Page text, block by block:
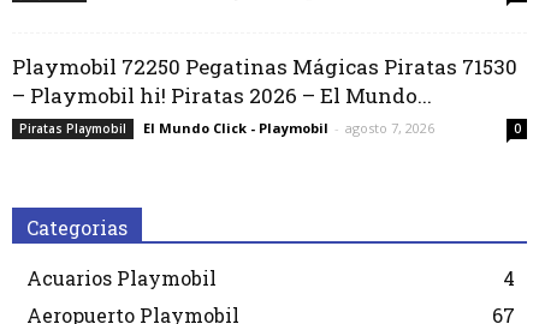
Playmobil 72250 Pegatinas Mágicas Piratas 71530
– Playmobil hi! Piratas 2026 – El Mundo...
Piratas Playmobil El Mundo Click - Playmobil - agosto 7, 2026 0
Categorias
Acuarios Playmobil
4
Aeropuerto Playmobil
67